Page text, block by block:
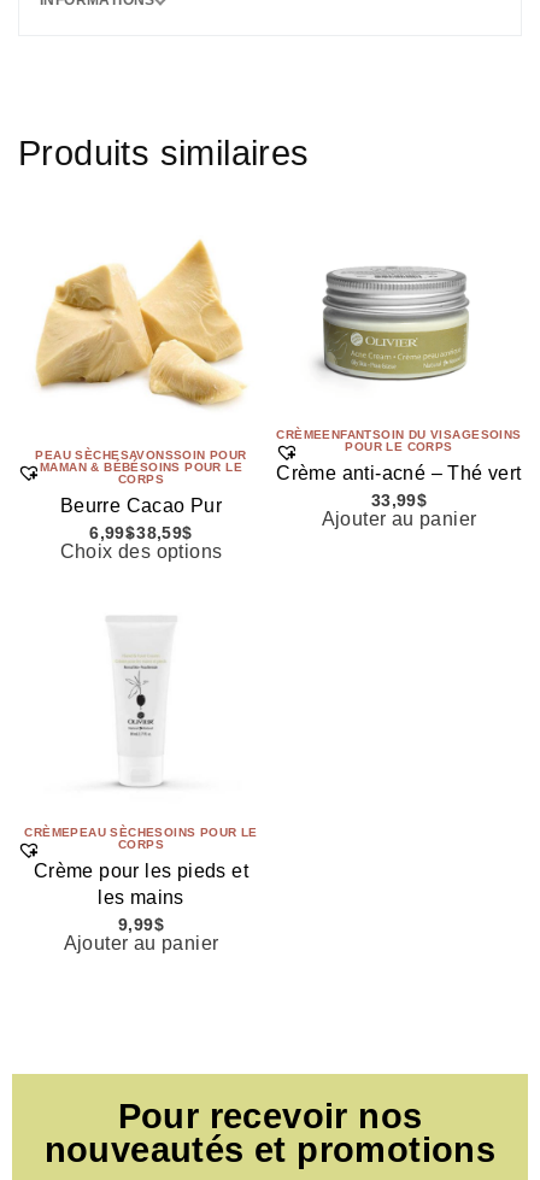
Produits similaires
PEAU SÈCHESAVONSSOIN POUR
MAMAN & BÉBÉSOINS POUR LE
CORPS
Beurre Cacao Pur
6,99$38,59$
Choix des options
CRÈMEENFANTSOIN DU VISAGESOINS
POUR LE CORPS
Crème anti-acné – Thé vert
33,99$
Ajouter au panier
CRÈMEPEAU SÈCHESOINS POUR LE
CORPS
Crème pour les pieds et
les mains
9,99$
Ajouter au panier
Pour recevoir nos
nouveautés et promotions